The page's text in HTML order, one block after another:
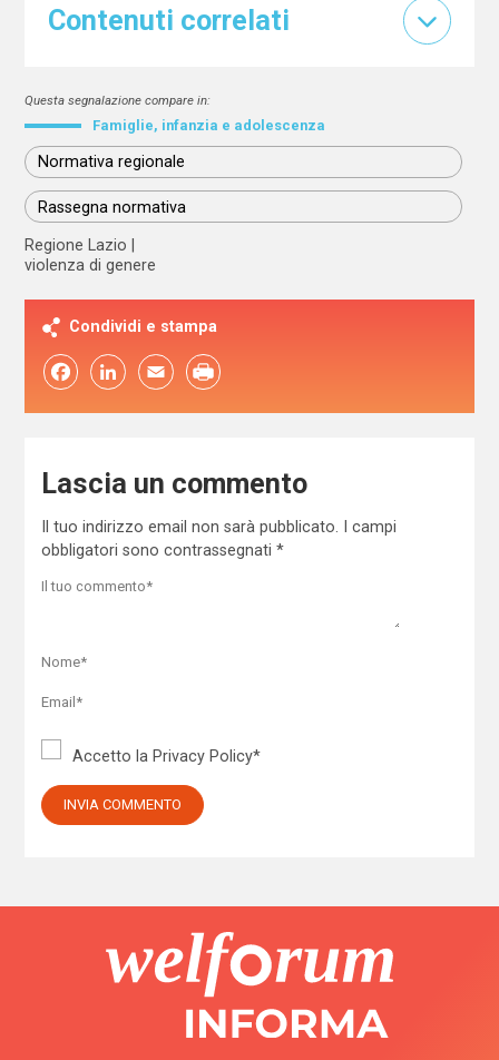
Contenuti correlati
Questa segnalazione compare in:
Famiglie, infanzia e adolescenza
Normativa regionale
Rassegna normativa
Regione Lazio
violenza di genere
Condividi e stampa
FacebookLinkedIn Email
Lascia un commento
Il tuo indirizzo email non sarà pubblicato.
I campi
obbligatori sono contrassegnati *
Accetto la Privacy Policy*